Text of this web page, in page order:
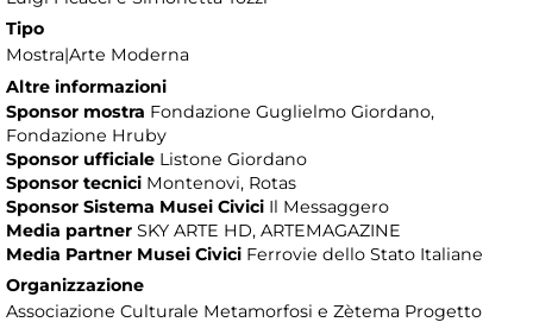
Tipo
Mostra|Arte Moderna
Altre informazioni
Sponsor mostra Fondazione Guglielmo Giordano,
Fondazione Hruby
Sponsor ufficiale Listone Giordano
Sponsor tecnici Montenovi, Rotas
Sponsor Sistema Musei Civici Il Messaggero
Media partner SKY ARTE HD, ARTEMAGAZINE
Media Partner Musei Civici Ferrovie dello Stato Italiane
Organizzazione
Associazione Culturale Metamorfosi e Zètema Progetto